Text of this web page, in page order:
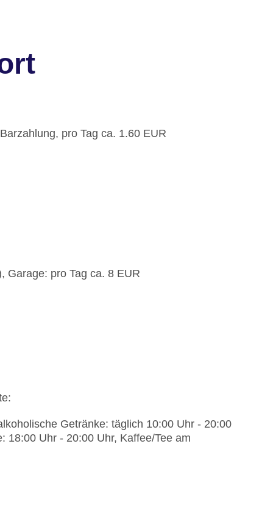
pro Tag ca. 1.60 EUR
Garage: pro Tag ca. 8 EUR
Getränke: täglich 10:00 Uhr - 20:00
18:00 Uhr - 20:00 Uhr, Kaffee/Tee am